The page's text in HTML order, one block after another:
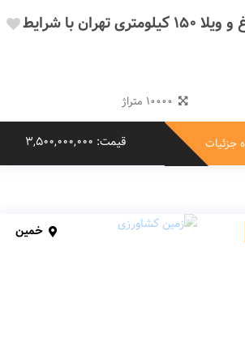
فروش باغ و ویلا 150 کیلومتری تهران با شرایط
10000 متراژ
جزئیات قیمت: 3,500,000,000
خمین